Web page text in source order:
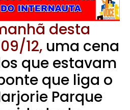
desta
12, uma cena
que estavam
que liga o
Parque